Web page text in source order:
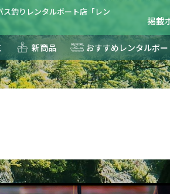
釣りレンタルボート店「レン
掲載
新商品 おすすめレンタルボ